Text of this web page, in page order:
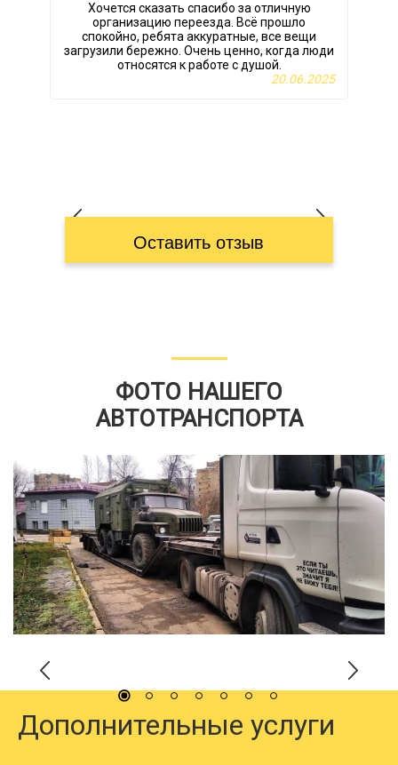
Хочется сказать спасибо за отличную
организацию переезда. Всё прошло
спокойно, ребята аккуратные, все вещи
загрузили бережно. Очень ценно, когда люди
относятся к работе с душой.
20.06.2025
Оставить отзыв
ФОТО НАШЕГО
АВТОТРАНСПОРТА
Дополнительные услуги